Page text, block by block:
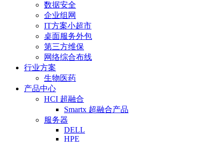
数据安全
企业组网
IT方案小超市
桌面服务外包
第三方维保
网络综合布线
行业方案
生物医药
产品中心
HCI 超融合
Smartx 超融合产品
服务器
DELL
HPE